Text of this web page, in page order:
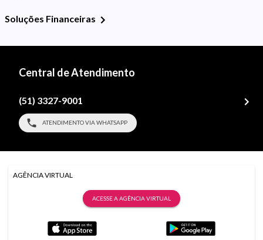
Soluções Financeiras
Central de Atendimento
(51) 3327-9001
ATENDIMENTO VIA WHATSAPP
AGÊNCIA VIRTUAL
ACESSE A AGÊNCIA VIRTUAL